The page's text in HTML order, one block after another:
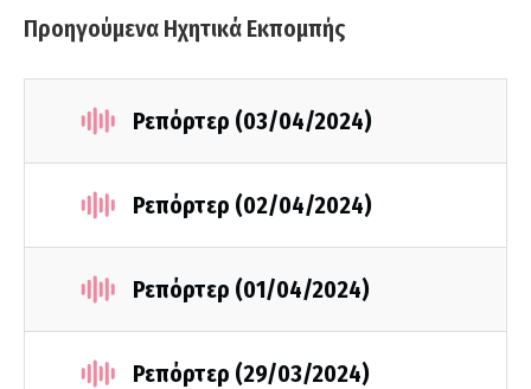
Προηγούμενα Ηχητικά Εκπομπής
Ρεπόρτερ (03/04/2024)
Ρεπόρτερ (02/04/2024)
Ρεπόρτερ (01/04/2024)
Ρεπόρτερ (29/03/2024)